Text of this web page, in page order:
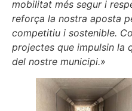
mobilitat més segur i
reforça la nostra aposta
competitiu i sostenible.
projectes que impulsin la
del nostre municipi.»